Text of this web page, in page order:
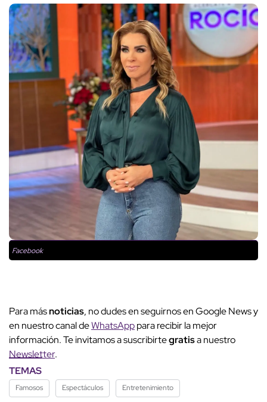
Facebook
Para másnoticias, no dudes en seguirnos en Google News y
en nuestro canal deWhatsApppara recibir la mejor
información. Te invitamos a suscribirtegratisa nuestro
Newsletter.
TEMAS
Famosos Espectáculos Entretenimiento